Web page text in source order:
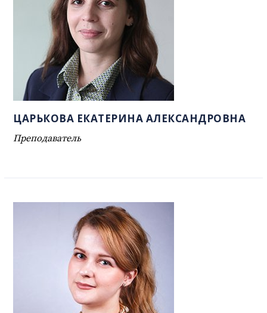
ЦАРЬКОВА ЕКАТЕРИНА АЛЕКСАНДРОВНА
Преподаватель